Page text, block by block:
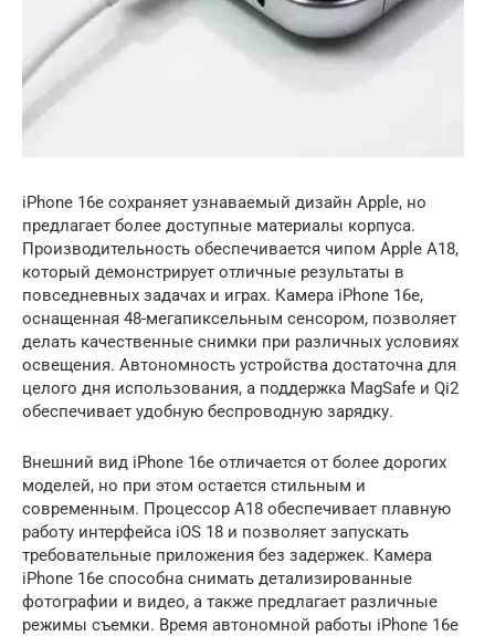
iPhone 16e сохраняет узнаваемый дизайн Apple, но
предлагает более доступные материалы корпуса.
Производительность обеспечивается чипом Apple A18,
который демонстрирует отличные результаты в
повседневных задачах и играх. Камера iPhone 16e,
оснащенная 48-мегапиксельным сенсором, позволяет
делать качественные снимки при различных условиях
освещения. Автономность устройства достаточна для
целого дня использования, а поддержка MagSafe и Qi2
обеспечивает удобную беспроводную зарядку.
Внешний вид iPhone 16e отличается от более дорогих
моделей, но при этом остается стильным и
современным. Процессор A18 обеспечивает плавную
работу интерфейса iOS 18 и позволяет запускать
требовательные приложения без задержек. Камера
iPhone 16e способна снимать детализированные
фотографии и видео, а также предлагает различные
режимы съемки. Время автономной работы iPhone 16e